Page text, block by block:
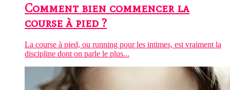
Comment bien commencer la
course à pied ?
La course à pied, ou running pour les intimes, est vraiment la
discipline dont on parle le plus...